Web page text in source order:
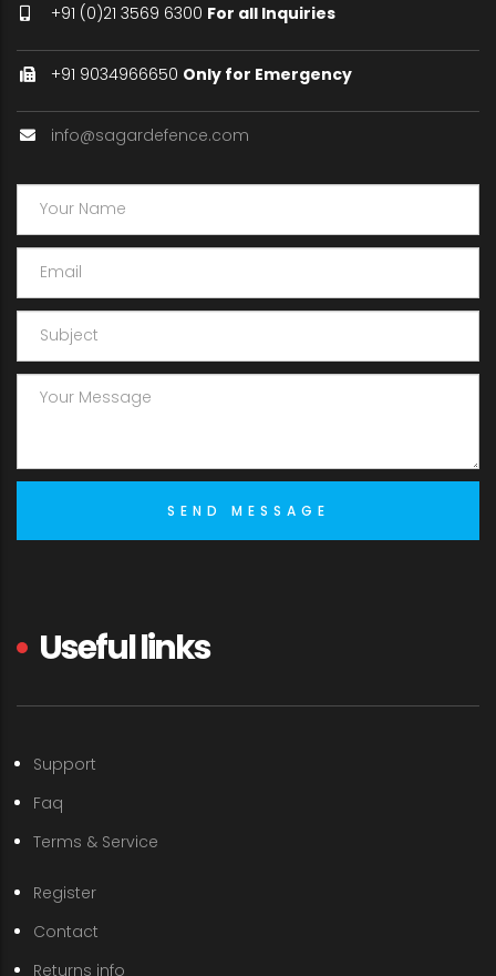
+91 (0)21 3569 6300 For all Inquiries
+91 9034966650 Only for Emergency
info@sagardefence.com
Useful links
Support
Faq
Terms & Service
Register
Contact
Returns info